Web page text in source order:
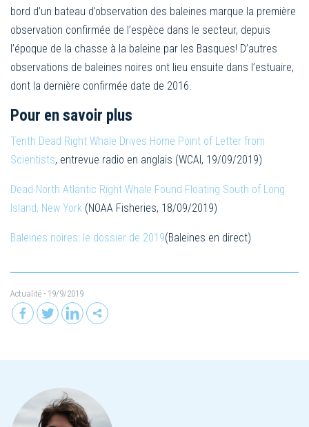
bord d’un bateau d’observation des baleines marque la première
observation confirmée de l’espèce dans le secteur, depuis
l’époque de la chasse à la baleine par les Basques! D’autres
observations de baleines noires ont lieu ensuite dans l’estuaire,
dont la dernière confirmée date de 2016.
Pour en savoir plus
Tenth Dead Right Whale Drives Home Point of Letter from
Scientists, entrevue radio en anglais (WCAI, 19/09/2019)
Dead North Atlantic Right Whale Found Floating South of Long
Island, New York (NOAA Fisheries, 18/09/2019)
Baleines noires: le dossier de 2019(Baleines en direct)
Actualité - 19/9/2019